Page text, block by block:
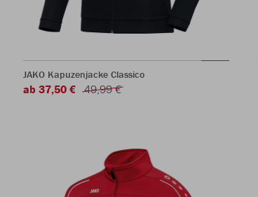
JAKO Kapuzenjacke Classico
ab 37,50 € 49,99 €